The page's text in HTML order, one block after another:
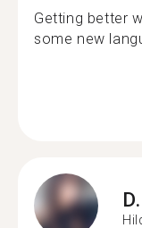
Getting better
some new
D.